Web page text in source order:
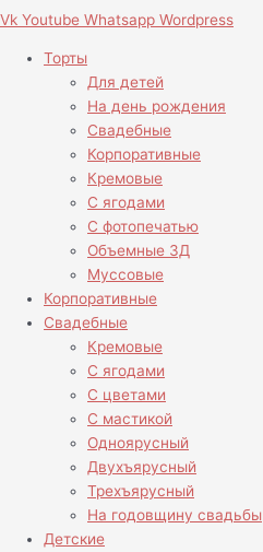
Vk Youtube Whatsapp Wordpress
Торты
Для детей
На день рождения
Свадебные
Корпоративные
Кремовые
С ягодами
С фотопечатью
Объемные 3Д
Муссовые
Корпоративные
Свадебные
Кремовые
С ягодами
С цветами
С мастикой
Одноярусный
Двухъярусный
Трехъярусный
На годовщину свадьбы
Детские